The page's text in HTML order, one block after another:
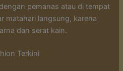
pemanas atau di tempat
matahari langsung, karena
dan serat kain.
Terkini